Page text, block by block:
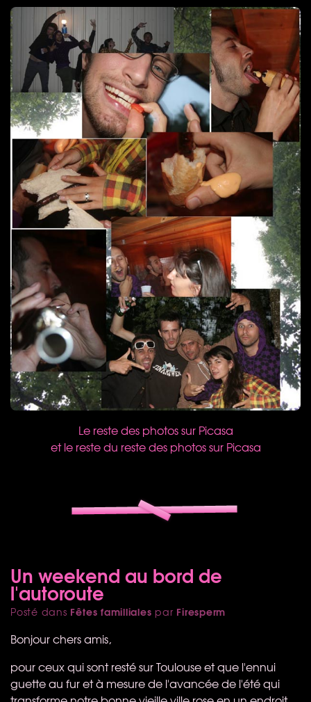
Le reste des photos sur Picasa
et le reste du reste des photos sur Picasa
Un weekend au bord de
l'autoroute
Posté dans Fêtes familliales par Firesperm
Bonjour chers amis,
pour ceux qui sont resté sur Toulouse et que l'ennui
guette au fur et à mesure de l'avancée de l'été qui